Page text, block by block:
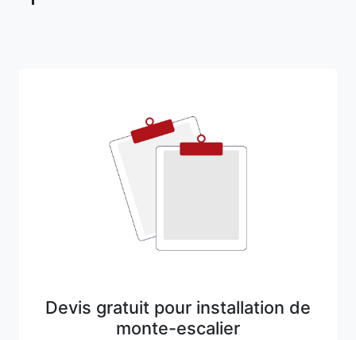
Devis gratuit pour installation de
monte-escalier